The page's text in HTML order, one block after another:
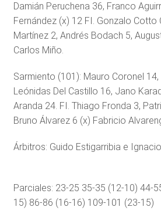
Damián Peruchena 36, Franco
Fernández (x) 12 FI. Gonzalo Cotto
Martínez 2, Andrés Bodach 5,
Carlos Miño.
Sarmiento (101): Mauro Coronel
Leónidas Del Castillo 16, Jano
Aranda 24. FI. Thiago Fronda 3,
Bruno Álvarez 6 (x) Fabricio
Árbitros: Guido Estigarribia e
Parciales: 23-25 35-35 (12-10) 44-
15) 86-86 (16-16) 109-101 (23-15)